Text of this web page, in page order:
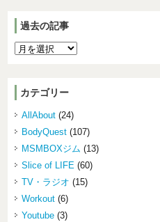
過去の記事
カテゴリー
AllAbout (24)
BodyQuest (107)
MSMBOXジム (13)
Slice of LIFE (60)
TV・ラジオ (15)
Workout (6)
Youtube (3)